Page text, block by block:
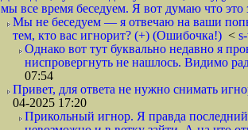
мы все время беседуем. Я вот думаю что
Мы не беседуем — я отвечаю на ваши
тем, кто вас игнорит? (+) (Ошибочка!) <
Однако вот тут буквально недавно я
ниспровергнуть не нашлось. Видимо
07:54
Привет, для ответа не нужно снимать
04-2025 17:20
Прикольный игнор. Я правда последний